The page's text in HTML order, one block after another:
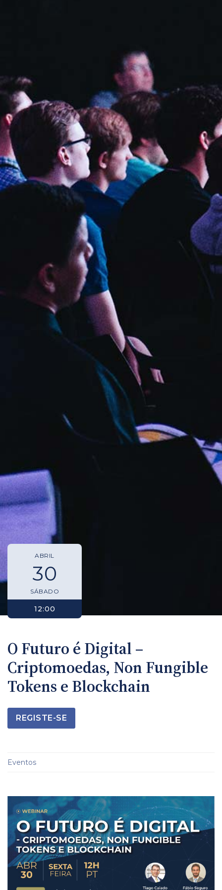
ABRIL
30
SÁBADO
12:00
O Futuro é Digital –
Criptomoedas, Non Fungible
Tokens e Blockchain
REGISTE-SE
Eventos